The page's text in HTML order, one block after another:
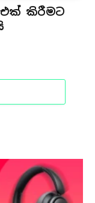
එක් කිරීමට